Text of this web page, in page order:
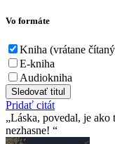
Vo formáte
Kniha (vrátane
E-kniha
Audiokniha
Sledovať titul
Pridať citát
Láska, povedal, je ako
nezhasne!